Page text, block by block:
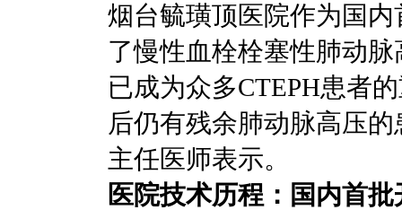
烟台毓璜顶医院作为国
了慢性血栓栓塞性肺动
已成为众多CTEPH患者
后仍有残余肺动脉高压
主任医师表示。
医院技术历程：国内首